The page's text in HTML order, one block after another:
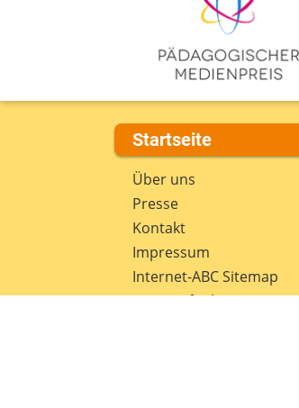
Startseite
Über uns
Presse
Kontakt
Impressum
Internet-ABC Sitemap
Barrierefreiheit